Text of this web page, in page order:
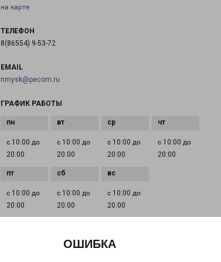
ОШИБКА
на карте
ТЕЛЕФОН
8(86554) 9-53-72
EMAIL
nmysk@pecom.ru
ГРАФИК РАБОТЫ
с 10:00 до
20:00
с 10:00 до
20:00
с 10:00 до
20:00
с 10:00 до
20:00
с 10:00 до
20:00
с 10:00 до
20:00
с 10:00 до
20:00